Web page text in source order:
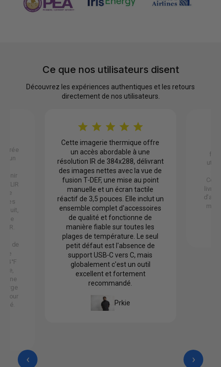
Ce que nos utilisateurs disent
Découvrez les expériences authentiques et les retours
directement de nos utilisateurs.
‹ ›
livrée
un
tenir
FLIR
bruit,
et de
elle
-4°F
d'une
pour
Cette imagerie thermique offre
un accès abordable à une
résolution IR de 384x288, délivrant
des images nettes avec la vue de
fusion T‑DEF, une mise au point
manuelle et un écran tactile
réactif de 3,5 pouces. Elle inclut un
ensemble complet d'accessoires
de qualité et fonctionne de
manière fiable sur toutes les
plages de température. Le seul
petit défaut est l'absence de
support USB‑C vers C, mais
globalement c'est un outil
excellent et fortement
recommandé.
Prkie